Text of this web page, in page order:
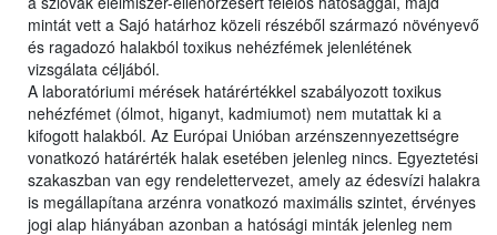
mintát vett a Sajó határhoz közeli részéből származó növényevő
és ragadozó halakból toxikus nehézfémek jelenlétének
vizsgálata céljából.
A laboratóriumi mérések határértékkel szabályozott toxikus
nehézfémet (ólmot, higanyt, kadmiumot) nem mutattak ki a
kifogott halakból. Az Európai Unióban arzénszennyezettségre
vonatkozó határérték halak esetében jelenleg nincs. Egyeztetési
szakaszban van egy rendelettervezet, amely az édesvízi halakra
is megállapítana arzénra vonatkozó maximális szintet, érvényes
jogi alap hiányában azonban a hatósági minták jelenleg nem